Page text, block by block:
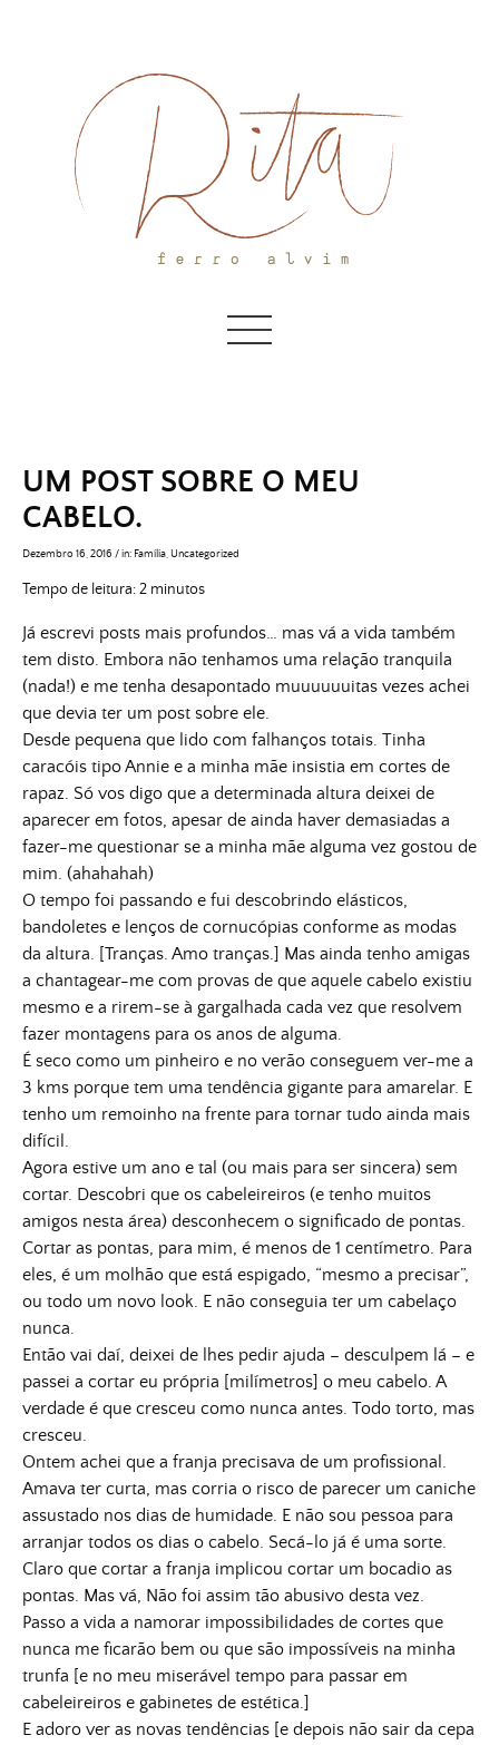
UM POST SOBRE O MEU
CABELO.
Dezembro 16, 2016 /in: Família Uncategorized
Tempo de leitura:2 minutos
Já escrevi posts mais profundos… mas vá a vida também
tem disto. Embora não tenhamos uma relação tranquila
(nada!) e me tenha desapontado muuuuuuitas vezes achei
que devia ter um post sobre ele.
Desde pequena que lido com falhanços totais. Tinha
caracóis tipo Annie e a minha mãe insistia em cortes de
rapaz. Só vos digo que a determinada altura deixei de
aparecer em fotos, apesar de ainda haver demasiadas a
fazer-me questionar se a minha mãe alguma vez gostou de
mim. (ahahahah)
O tempo foi passando e fui descobrindo elásticos,
bandoletes e lenços de cornucópias conforme as modas
da altura. [Tranças. Amo tranças.] Mas ainda tenho amigas
a chantagear-me com provas de que aquele cabelo existiu
mesmo e a rirem-se à gargalhada cada vez que resolvem
fazer montagens para os anos de alguma.
É seco como um pinheiro e no verão conseguem ver-me a
3 kms porque tem uma tendência gigante para amarelar. E
tenho um remoinho na frente para tornar tudo ainda mais
difícil.
Agora estive um ano e tal (ou mais para ser sincera) sem
cortar. Descobri que os cabeleireiros (e tenho muitos
amigos nesta área) desconhecem o significado de pontas.
Cortar as pontas, para mim, é menos de 1 centímetro. Para
eles, é um molhão que está espigado, “mesmo a precisar”,
ou todo um novo look. E não conseguia ter um cabelaço
nunca.
Então vai daí, deixei de lhes pedir ajuda – desculpem lá – e
passei a cortar eu própria [milímetros] o meu cabelo. A
verdade é que cresceu como nunca antes. Todo torto, mas
cresceu.
Ontem achei que a franja precisava de um profissional.
Amava ter curta, mas corria o risco de parecer um caniche
assustado nos dias de humidade. E não sou pessoa para
arranjar todos os dias o cabelo. Secá-lo já é uma sorte.
Claro que cortar a franja implicou cortar um bocadio as
pontas. Mas vá, Não foi assim tão abusivo desta vez.
Passo a vida a namorar impossibilidades de cortes que
nunca me ficarão bem ou que são impossíveis na minha
trunfa [e no meu miserável tempo para passar em
cabeleireiros e gabinetes de estética.]
E adoro ver as novas tendências [e depois não sair da cepa